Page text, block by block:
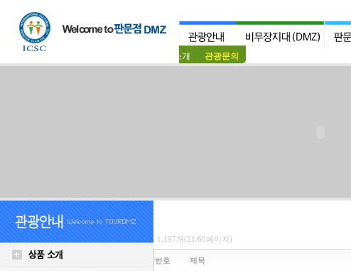
상품소개 관광문의
1,197개(21/60페이지)
번호 제목